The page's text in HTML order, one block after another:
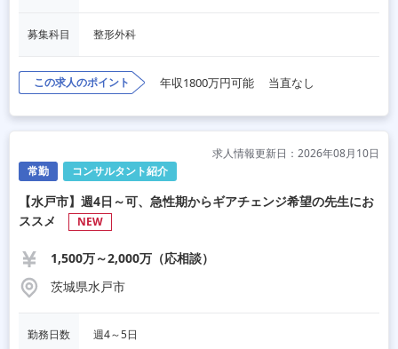
募集科目 整形外科
この求人のポイント 年収1800万円可能 当直なし
常勤 コンサルタント紹介
求人情報更新日：2026年08月10日
【水戸市】週4日～可、急性期からギアチェンジ希望の先生にお
ススメ
NEW
1,500万～2,000万（応相談）
茨城県水戸市
勤務日数 週4～5日